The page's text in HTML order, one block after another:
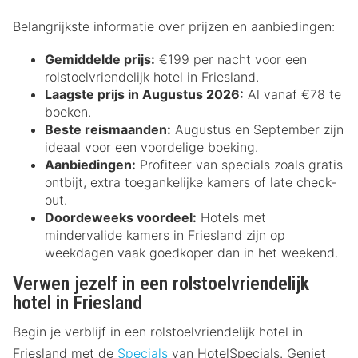
Belangrijkste informatie over prijzen en aanbiedingen:
Gemiddelde prijs: €199 per nacht voor een
rolstoelvriendelijk hotel in Friesland.
Laagste prijs in Augustus 2026: Al vanaf €78 te
boeken.
Beste reismaanden: Augustus en September zijn
ideaal voor een voordelige boeking.
Aanbiedingen: Profiteer van specials zoals gratis
ontbijt, extra toegankelijke kamers of late check-
out.
Doordeweeks voordeel: Hotels met
mindervalide kamers in Friesland zijn op
weekdagen vaak goedkoper dan in het weekend.
Verwen jezelf in een rolstoelvriendelijk
hotel in Friesland
Begin je verblijf in een rolstoelvriendelijk hotel in
Friesland met de Specials van HotelSpecials. Geniet